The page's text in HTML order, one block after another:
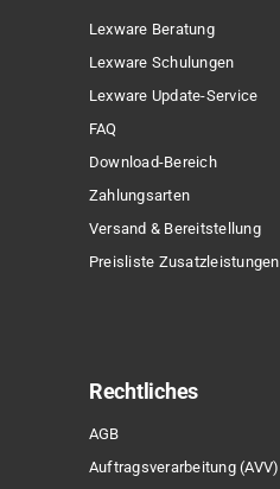
Lexware Beratung
Lexware Schulungen
Lexware Update-Service
FAQ
Download-Bereich
Zahlungsarten
Versand & Bereitstellung
Preisliste Zusatzleistungen
Rechtliches
AGB
Auftragsverarbeitung (AVV)